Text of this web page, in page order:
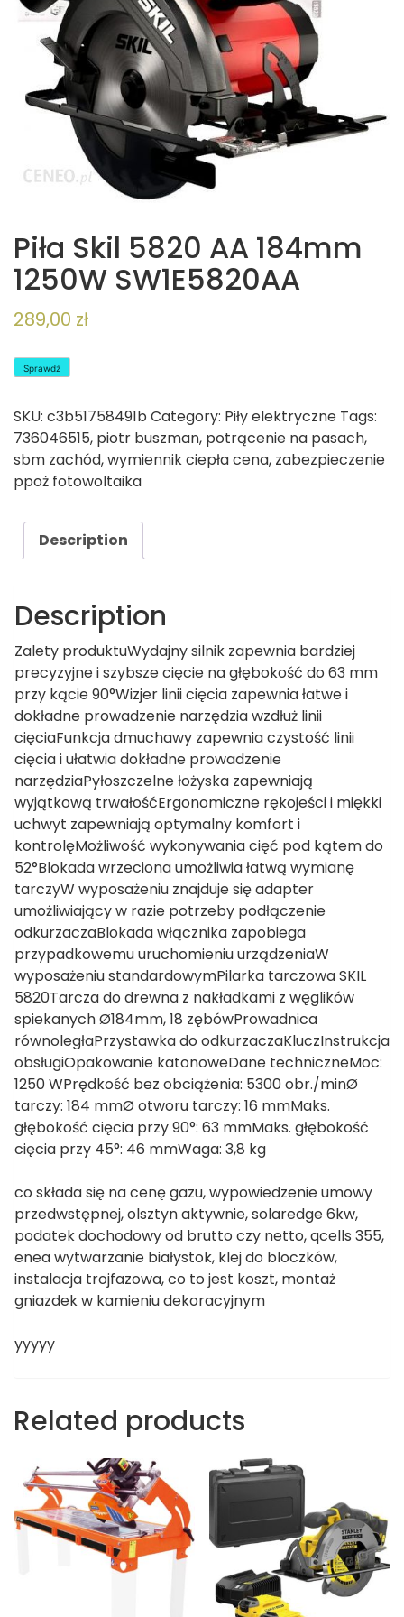
Piła Skil 5820 AA 184mm
1250W SW1E5820AA
289,00 zł
Sprawdź
SKU: c3b51758491b Category: Piły elektryczne Tags:
736046515, piotr buszman, potrącenie na pasach,
sbm zachód,wymiennik ciepła cena, zabezpieczenie
ppoż fotowoltaika
Description
Description
Zalety produktuWydajny silnik zapewnia bardziej
precyzyjne i szybsze cięcie na głębokość do 63 mm
przy kącie 90°Wizjer linii cięcia zapewnia łatwe i
dokładne prowadzenie narzędzia wzdłuż linii
cięciaFunkcja dmuchawy zapewnia czystość linii
cięcia i ułatwia dokładne prowadzenie
narzędziaPyłoszczelne łożyska zapewniają
wyjątkową trwałośćErgonomiczne rękojeści i miękki
uchwyt zapewniają optymalny komfort i
kontrolęMożliwość wykonywania cięć pod kątem do
52°Blokada wrzeciona umożliwia łatwą wymianę
tarczyW wyposażeniu znajduje się adapter
umożliwiający w razie potrzeby podłączenie
odkurzaczaBlokada włącznika zapobiega
przypadkowemu uruchomieniu urządzeniaW
wyposażeniu standardowymPilarka tarczowa SKIL
5820Tarcza do drewna z nakładkami z węglików
spiekanych Ø184mm, 18 zębówProwadnica
równoległaPrzystawka do odkurzaczaKluczInstrukcja
obsługiOpakowanie katonoweDane techniczneMoc:
1250 WPrędkość bez obciążenia: 5300 obr./minØ
tarczy: 184 mmØ otworu tarczy: 16 mmMaks.
głębokość cięcia przy 90°: 63 mmMaks. głębokość
cięcia przy 45°: 46 mmWaga: 3,8 kg
co składa się na cenę gazu, wypowiedzenie umowy
przedwstępnej, olsztyn aktywnie, solaredge 6kw,
podatek dochodowy od brutto czy netto, qcells 355,
enea wytwarzanie białystok, klej do bloczków,
instalacja trojfazowa, co to jest koszt, montaż
gniazdek w kamieniu dekoracyjnym
yyyyy
Related products